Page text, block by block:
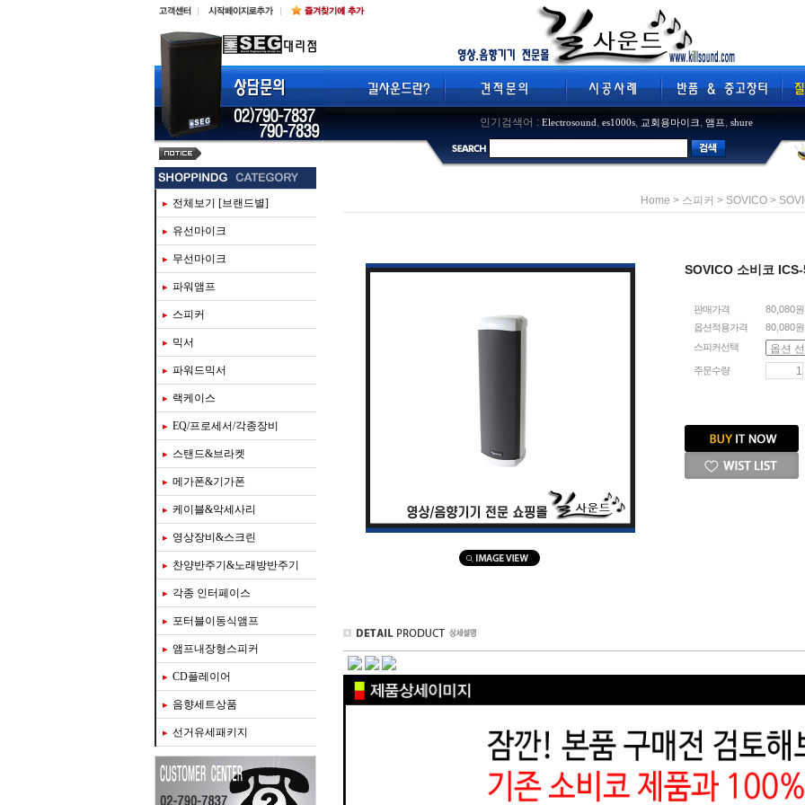
인기검색어 : Electrosound, es1000s, 교회용마이크, 앰프, shure
전체보기 [브랜드별]
유선마이크
무선마이크
파워앰프
스피커
믹서
파워드믹서
랙케이스
EQ/프로세서/각종장비
스탠드&브라켓
메가폰&기가폰
케이블&악세사리
영상장비&스크린
찬양반주기&노래방반주기
각종 인터페이스
포터블이동식앰프
앰프내장형스피커
CD플레이어
음향세트상품
선거유세패키지
Home > 스피커 > SOVICO >
SOVICO 소비코
판매가격
80,080원
옵션적용가격
80,080원
스피커선택
주문수량